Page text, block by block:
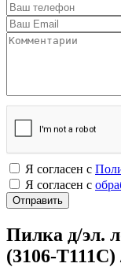
Я согласен с
Я согласен с
Пилка д/эл.
(3106-Т111С)